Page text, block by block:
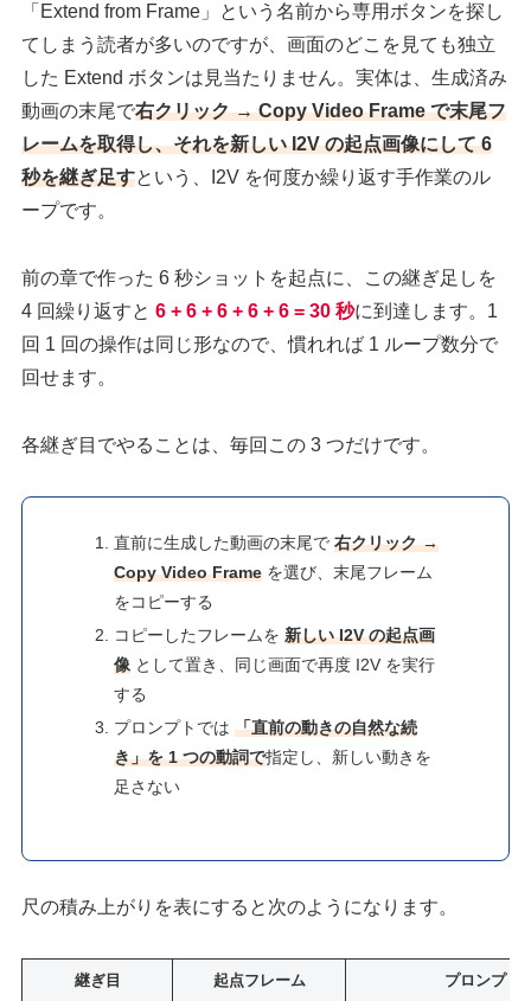
「Extend from Frame」という名前から専用ボタンを探し
てしまう読者が多いのですが、画面のどこを見ても独立
した Extend ボタンは見当たりません。実体は、生成済み
動画の末尾で右クリック → Copy Video Frame で末尾フ
レームを取得し、それを新しい I2V の起点画像にして 6
秒を継ぎ足すという、I2V を何度か繰り返す手作業のル
ープです。
前の章で作った 6 秒ショットを起点に、この継ぎ足しを
4 回繰り返すと6 + 6 + 6 + 6 + 6 = 30 秒に到達します。1
回 1 回の操作は同じ形なので、慣れれば 1 ループ数分で
回せます。
各継ぎ目でやることは、毎回この 3 つだけです。
直前に生成した動画の末尾で右クリック →
Copy Video Frame を選び、末尾フレーム
をコピーする
コピーしたフレームを新しい I2V の起点画
像 として置き、同じ画面で再度 I2V を実行
する
プロンプトでは「直前の動きの自然な続
き」を 1 つの動詞で指定し、新しい動きを
足さない
尺の積み上がりを表にすると次のようになります。
継ぎ目 起点フレーム プロンプト